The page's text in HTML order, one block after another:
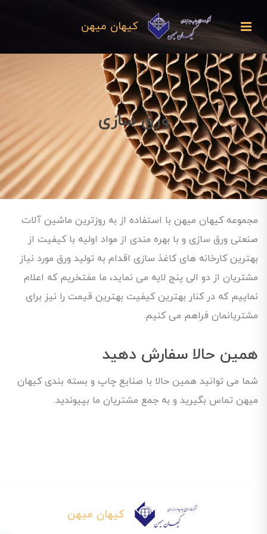
کیهان میهن
ورق سازی
مجموعه کیهان میهن با استفاده از به روزترین ماشین آلات
صنعتی ورق سازی و با بهره مندی از مواد اولیه با کیفیت از
بهترین کارخانه های کاغذ سازی اقدام به تولید ورق مورد نیاز
مشتریان از دو الی پنج لایه می نماید، ما مفتخریم که اعلام
نماییم که در کنار بهترین کیفیت بهترین قیمت را نیز برای
مشتریانمان فراهم می کنیم.
همین حالا سفارش دهید
شما می توانید همین حالا با صنایع چاپ و بسته بندی کیهان
میهن تماس بگیرید و به جمع مشتریان ما بپیوندید.
کیهان میهن